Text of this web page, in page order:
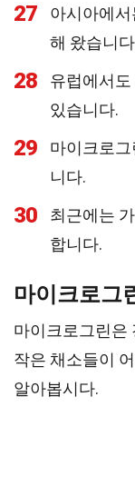
27
아시아에
해 왔습니
28
유럽에서
있습니다.
29
마이크로
니다.
30
최근에는
합니다.
마이크로그
마이크로그린은
작은 채소들이
알아봅시다.